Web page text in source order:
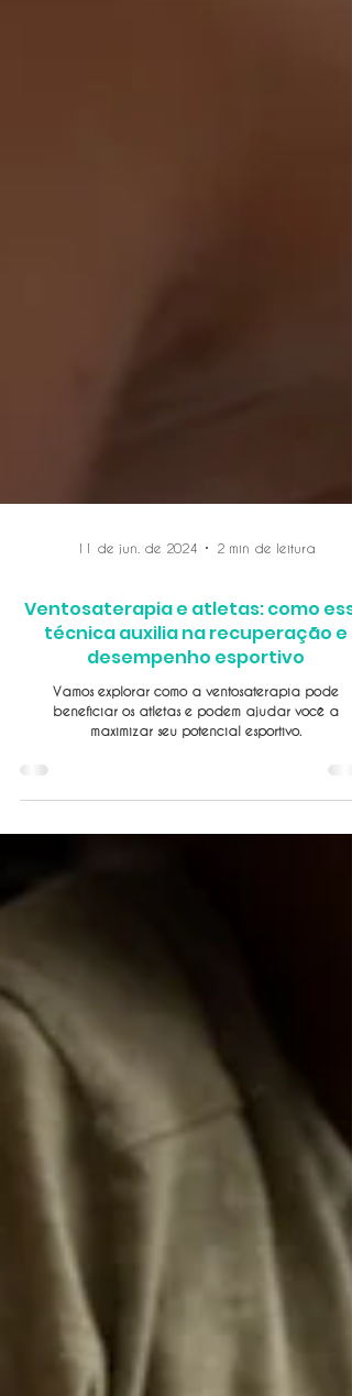
11 de jun. de 2024 2 min de leitura
Ventosaterapia e atletas: como
técnica auxilia na recuperação e
desempenho esportivo
beneficiar os atletas e podem ajudar você a
maximizar seu potencial esportivo.